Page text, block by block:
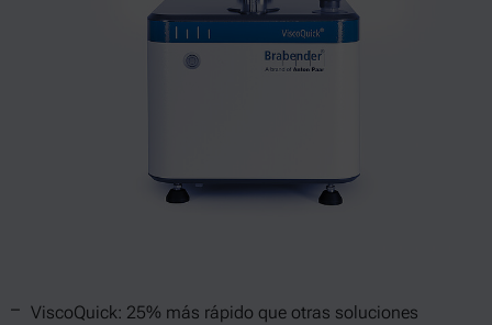
ViscoQuick: 25% más rápido que otras soluciones